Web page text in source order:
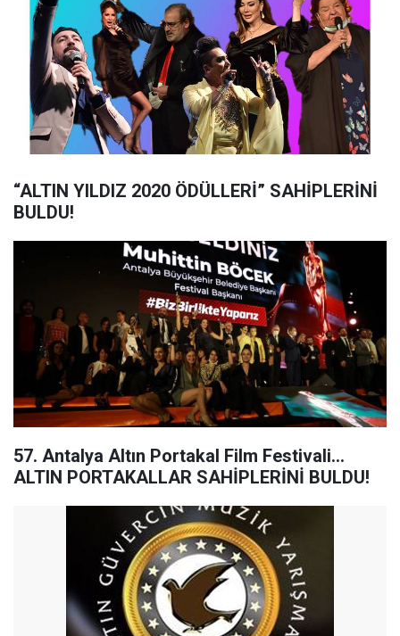
“ALTIN YILDIZ 2020 ÖDÜLLERİ” SAHİPLERİNİ
BULDU!
57. Antalya Altın Portakal Film Festivali...
ALTIN PORTAKALLAR SAHİPLERİNİ BULDU!